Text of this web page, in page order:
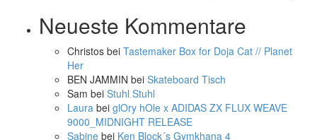
Neueste Kommentare
Christos bei Tastemaker Box for Doja Cat // Planet
Her
BEN JAMMIN bei Skateboard Tisch
Sam bei Stuhl Stuhl
Laura bei glOry hOle x ADIDAS ZX FLUX WEAVE
9000_MIDNIGHT RELEASE
Sabine bei Ken Block´s Gymkhana 4